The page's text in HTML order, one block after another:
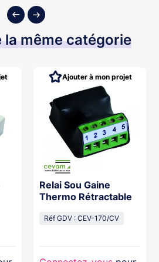
la même catégorie
Relai Sou Gaine
Thermo Rétractable
Réf GDV : CEV-170/CV
Ajouter à mon projet